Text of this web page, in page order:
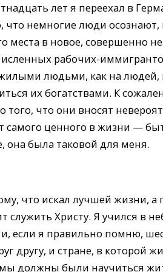
лет я переехал в
немногие люди
места в новое, совершенно
рабочих-
людьми, как на людей,
их богатствами. К
что они вносят
самого ценного в жизни —
она была таковой для меня.
что искал лучшей жизни, а
служить Христу. Я учился
если я правильно помню,
другу, и стране, в которой
должны были научиться